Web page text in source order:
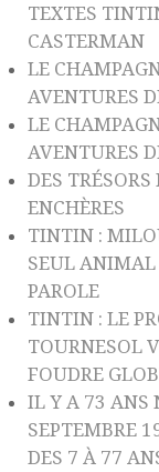
TEXTES
CASTERMAN
LE
AVENTURES
LE
AVENTURES
DES
ENCHÈRES
TINTIN :
SEUL ANIMAL
PAROLE
TINTIN : LE
TOURNESOL
FOUDRE
IL Y A 73 ANS
SEPTEMBRE
DES 7 À 77